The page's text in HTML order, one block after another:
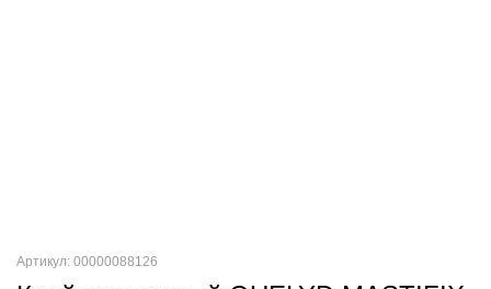
Артикул: 00000088126